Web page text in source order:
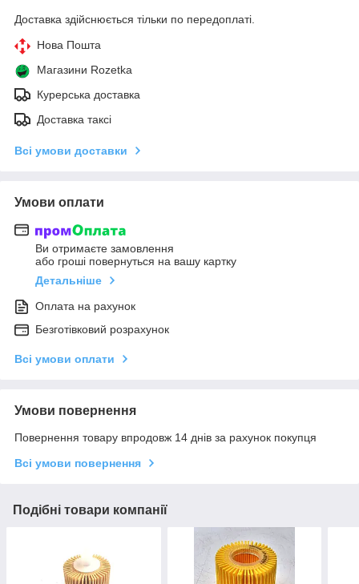
Доставка здійснюється тільки по передоплаті.
Нова Пошта
Магазини Rozetka
Курерська доставка
Доставка таксі
Всі умови доставки
Умови оплати
Ви отримаєте замовлення
або гроші повернуться на вашу картку
Детальніше
Оплата на рахунок
Безготівковий розрахунок
Всі умови оплати
Умови повернення
Повернення товару впродовж 14 днів за рахунок покупця
Всі умови повернення
Подібні товари компанії